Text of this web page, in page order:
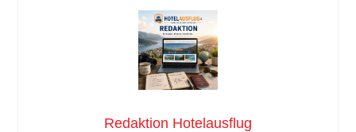
Redaktion Hotelausflug